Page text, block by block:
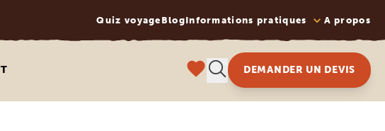
Quiz voyage BlogInformations pratiques A propos
DEMANDER UN DEVIS